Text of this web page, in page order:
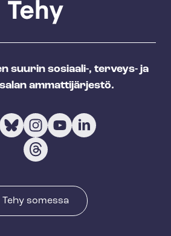
suurin sosiaali-, terveys- ja
ammattijärjestö.
Tehy somessa